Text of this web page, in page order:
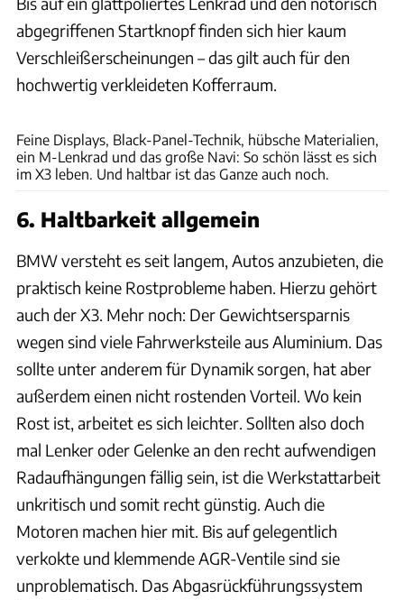
abgegriffenen Startknopf finden sich hier kaum
Verschleißerscheinungen – das gilt auch für den
hochwertig verkleideten Kofferraum.
Feine Displays, Black-Panel-Technik, hübsche Materialien,
ein M-Lenkrad und das große Navi: So schön lässt es sich
im X3 leben. Und haltbar ist das Ganze auch noch.
6. Haltbarkeit allgemein
BMW versteht es seit langem, Autos anzubieten, die
praktisch keine Rostprobleme haben. Hierzu gehört
auch der X3. Mehr noch: Der Gewichtsersparnis
wegen sind viele Fahrwerksteile aus Aluminium. Das
sollte unter anderem für Dynamik sorgen, hat aber
außerdem einen nicht rostenden Vorteil. Wo kein
Rost ist, arbeitet es sich leichter. Sollten also doch
mal Lenker oder Gelenke an den recht aufwendigen
Radaufhängungen fällig sein, ist die Werkstattarbeit
unkritisch und somit recht günstig. Auch die
Motoren machen hier mit. Bis auf gelegentlich
verkokte und klemmende AGR-Ventile sind sie
unproblematisch. Das Abgasrückführungssystem